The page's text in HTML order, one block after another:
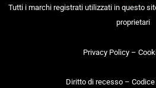
Tutti i marchi registrati utilizzati in questo
proprietari
Privacy Policy –
Diritto di recesso –